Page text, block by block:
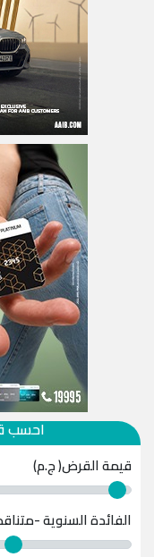
احسب
قيمة القرض( ج.م)
الفائدة السنوية -